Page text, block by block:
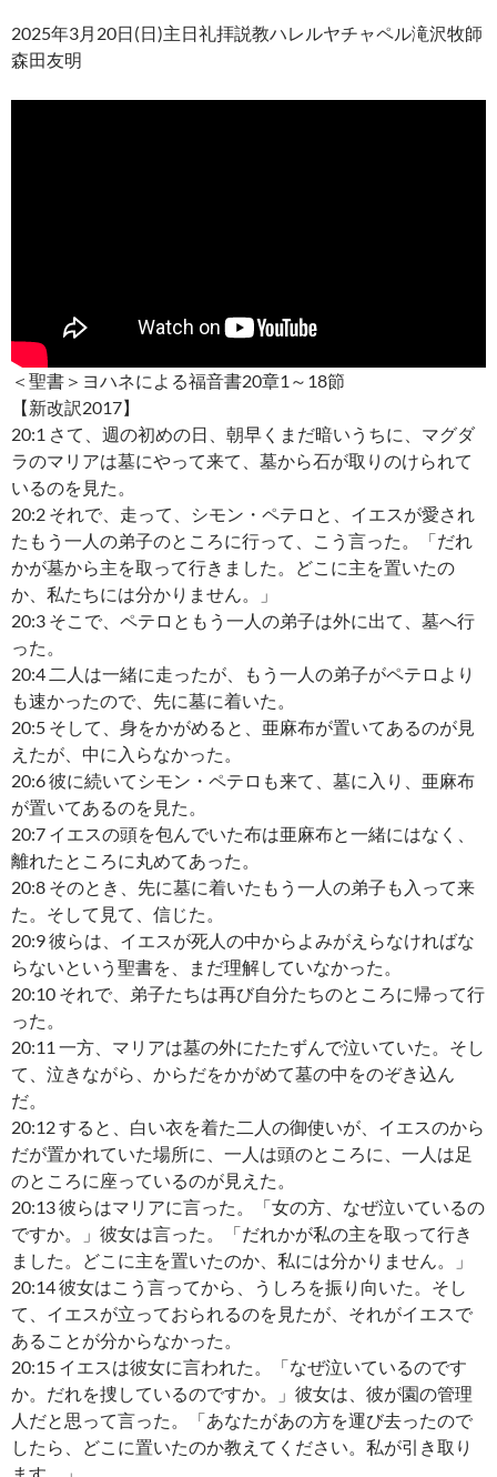
2025年3月20日(日)主日礼拝説教ハレルヤチャペル滝沢牧師
森田友明
＜聖書＞ヨハネによる福音書20章1～18節
【新改訳2017】
20:1 さて、週の初めの日、朝早くまだ暗いうちに、マグダ
ラのマリアは墓にやって来て、墓から石が取りのけられて
いるのを見た。
20:2 それで、走って、シモン・ペテロと、イエスが愛され
たもう一人の弟子のところに行って、こう言った。「だれ
かが墓から主を取って行きました。どこに主を置いたの
か、私たちには分かりません。」
20:3 そこで、ペテロともう一人の弟子は外に出て、墓へ行
った。
20:4 二人は一緒に走ったが、もう一人の弟子がペテロより
も速かったので、先に墓に着いた。
20:5 そして、身をかがめると、亜麻布が置いてあるのが見
えたが、中に入らなかった。
20:6 彼に続いてシモン・ペテロも来て、墓に入り、亜麻布
が置いてあるのを見た。
20:7 イエスの頭を包んでいた布は亜麻布と一緒にはなく、
離れたところに丸めてあった。
20:8 そのとき、先に墓に着いたもう一人の弟子も入って来
た。そして見て、信じた。
20:9 彼らは、イエスが死人の中からよみがえらなければな
らないという聖書を、まだ理解していなかった。
20:10 それで、弟子たちは再び自分たちのところに帰って行
った。
20:11 一方、マリアは墓の外にたたずんで泣いていた。そし
て、泣きながら、からだをかがめて墓の中をのぞき込ん
だ。
20:12 すると、白い衣を着た二人の御使いが、イエスのから
だが置かれていた場所に、一人は頭のところに、一人は足
のところに座っているのが見えた。
20:13 彼らはマリアに言った。「女の方、なぜ泣いているの
ですか。」彼女は言った。「だれかが私の主を取って行き
ました。どこに主を置いたのか、私には分かりません。」
20:14 彼女はこう言ってから、うしろを振り向いた。そし
て、イエスが立っておられるのを見たが、それがイエスで
あることが分からなかった。
20:15 イエスは彼女に言われた。「なぜ泣いているのです
か。だれを捜しているのですか。」彼女は、彼が園の管理
人だと思って言った。「あなたがあの方を運び去ったので
したら、どこに置いたのか教えてください。私が引き取り
ます。」